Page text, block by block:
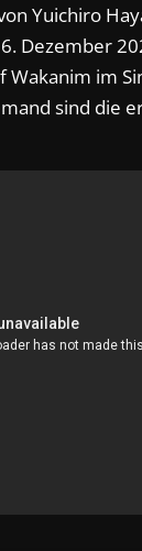
Yuichiro
Dezember
Wakanim im
sind die